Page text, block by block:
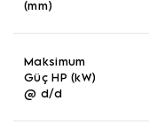
(mm)
Maksimum
Güç HP (kW)
@ d/d